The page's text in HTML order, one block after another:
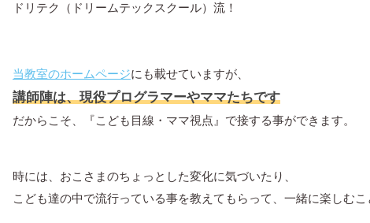
ドリテク（ドリームテックスクール）流！
当教室のホームページにも載せていますが、
講師陣は、現役プログラマーやママたちです
だからこそ、『こども目線・ママ視点』で接する事ができます。
時には、おこさまのちょっとした変化に気づいたり、
こども達の中で流行っている事を教えてもらって、一緒に楽しむこ